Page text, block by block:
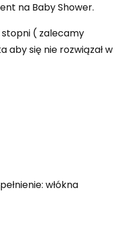
na Baby Shower.
( zalecamy
aby się nie rozwiązał w
włókna